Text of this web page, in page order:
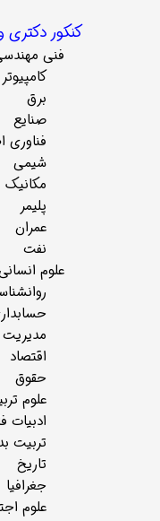
کنکور دکتری
فنی
کامپیوتر
برق
صنایع
فناوری
شیمی
مکانیک
پلیمر
عمران
نفت
علوم
مدیریت
اقتصاد
حقوق
علوم
ادبیات
تربیت
تاریخ
جغرافیا
علوم